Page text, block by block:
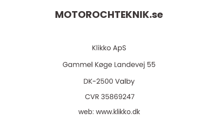
MOTOROCHTEKNIK.se
web: www.klikko.dk